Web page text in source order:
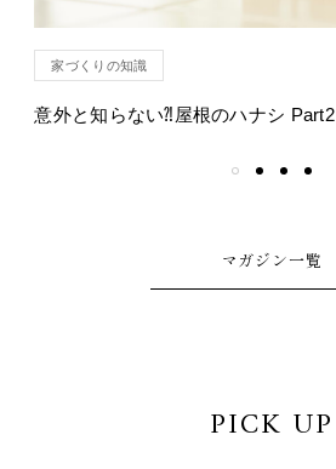
家づくりの知識
意外と知らない⁈屋根のハナシ Part2
マガジン一覧
PICK UP